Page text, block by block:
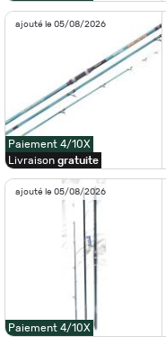
ajouté le 05/08/2026
Paiement 4/10X
Livraison gratuite
ajouté le 05/08/2026
Paiement 4/10X